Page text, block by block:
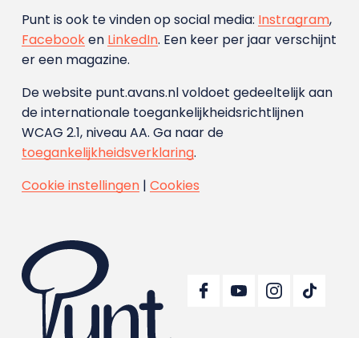
Punt is ook te vinden op social media: Instragram,
Facebooken LinkedIn. Een keer per jaar verschijnt
er een magazine.
De website punt.avans.nl voldoet gedeeltelijk aan
de internationale toegankelijkheidsrichtlijnen
WCAG 2.1, niveau AA. Ga naar de
toegankelijkheidsverklaring.
Cookie instellingen| Cookies